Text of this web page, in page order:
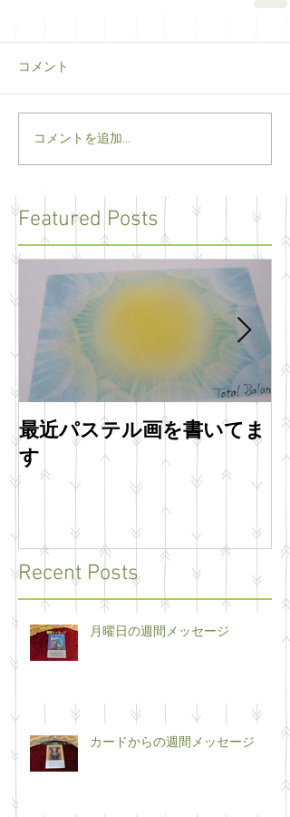
コメント
コメントを追加…
Featured Posts
最近パステル画を書いてま
す
Recent Posts
月曜日の週間メッセージ
カードからの週間メッセージ